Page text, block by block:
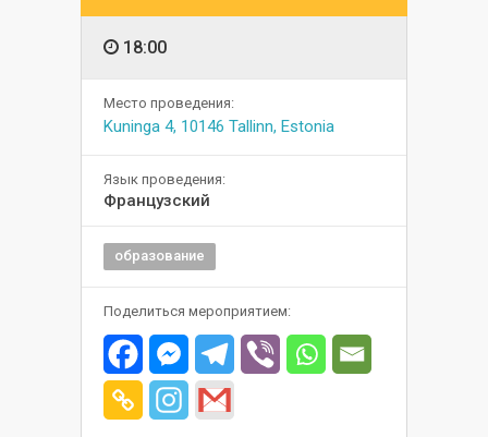
18:00
Место проведения:
Kuninga 4, 10146 Tallinn, Estonia
Язык проведения:
Французский
образование
Поделиться мероприятием: